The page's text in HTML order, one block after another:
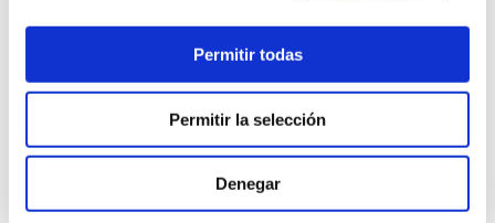
Permitir todas
Permitir la selección
Denegar